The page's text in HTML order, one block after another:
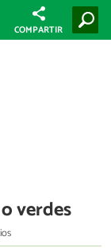
COMPARTIR
verdes